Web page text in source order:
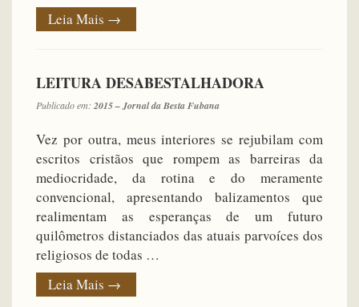
Leia Mais →
LEITURA DESABESTALHADORA
Publicado em: 2015 – Jornal da Besta Fubana
Vez por outra, meus interiores se rejubilam com
escritos cristãos que rompem as barreiras da
mediocridade, da rotina e do meramente
convencional, apresentando balizamentos que
realimentam as esperanças de um futuro
quilômetros distanciados das atuais parvoíces dos
religiosos de todas …
Leia Mais →